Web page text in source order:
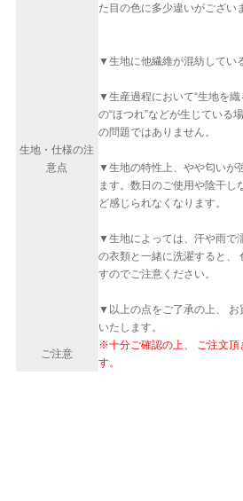
生地・仕様の注
意点
た目の色に多少違いがござい
▼生地に他繊維が混紡してい
▼生産過程において“生地を
の“ほつれ”などが生じている
の問題ではありません。
▼生地の特性上、やや匂いが
ます。数日のご使用や陰干し
ど感じられなくなります。
▼生地によっては、汗や雨で
の衣類と一緒に洗濯すると、
すのでご注意ください。
▼以上の点をご了承の上、 お
いたします。
ご注意
※十分ご確認の上、 ご注文頂
す。